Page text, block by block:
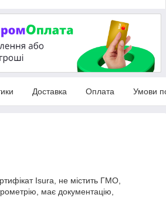
Доставка Оплата Умови
Isura, не містить ГМО,
має документацію,